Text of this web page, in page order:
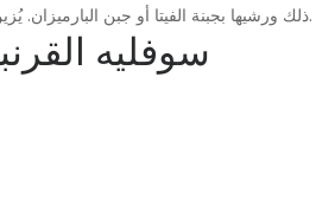
ذلك ورشيها بجبنة الفيتا أو جبن البارميزان. يُزين بمزيد من الريحان ويُقدّم.